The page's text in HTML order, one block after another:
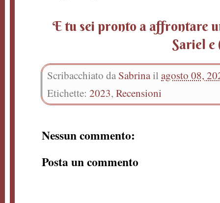
E tu sei pronto a affrontare
Sariel e
Scribacchiato da Sabrinail agosto 08,
Etichette: 2023, Recensioni
Nessun commento:
Posta un commento